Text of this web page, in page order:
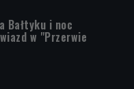
Bałtyku i noc
w "Przerwie